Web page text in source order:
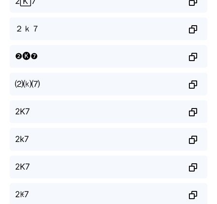
２ｋ７
❷🅚❼
⑵⒦⑺
2K7
2k7
2K7
2ꀘ7